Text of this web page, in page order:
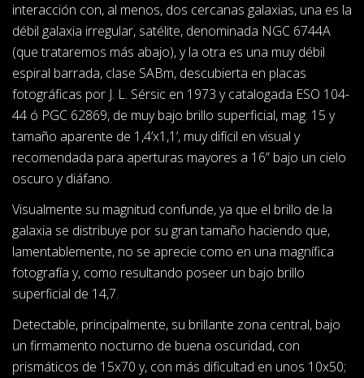
interacción con, al menos, dos cercanas galaxias, una es la
débil galaxia irregular, satélite, denominada NGC 6744A
(que trataremos más abajo), y la otra es una muy débil
espiral barrada, clase SABm, descubierta en placas
fotográficas por J. L. Sérsic en 1973 y catalogada ESO 104-
44 ó PGC 62869, de muy bajo brillo superficial, mag. 15 y
tamaño aparente de 1,4’x1,1’, muy difícil en visual y
recomendada para aperturas mayores a 16” bajo un cielo
oscuro y diáfano.
Visualmente su magnitud confunde, ya que el brillo de la
galaxia se distribuye por su gran tamaño haciendo que,
lamentablemente, no se aprecie como en una magnífica
fotografía y, como resultando poseer un bajo brillo
superficial de 14,7.
Detectable, principalmente, su brillante zona central, bajo
un firmamento nocturno de buena oscuridad, con
prismáticos de 15x70 y, con más dificultad en unos 10x50;